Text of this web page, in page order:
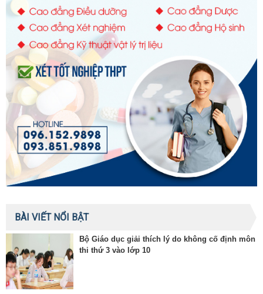
BÀI VIẾT NỔI BẬT
Bộ Giáo dục giải thích lý do không cố định môn
thi thứ 3 vào lớp 10